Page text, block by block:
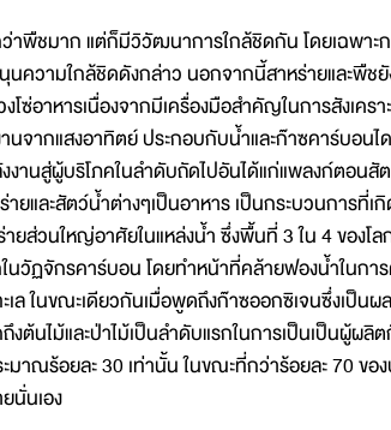
พืชมาก แต่ก็มีวิวัฒนาการใกล้ชิดกัน โดยเฉพาะก
ความใกล้ชิดดังกล่าว นอกจากนี้สาหร่ายและพืช
ซ่อาหารเนื่องจากมีเครื่องมือสำคัญในการสังเคร
จากแสงอาทิตย์ ประกอบกับน้ำและก๊าซคาร์บอนไ
งานสู่ผู้บริโภคในลำดับถัดไปอันได้แก่แพลงก์ตอนสั
และสัตว์น้ำต่างๆเป็นอาหาร เป็นกระบวนการที่เ
ส่วนใหญ่อาศัยในแหล่งน้ำ ซึ่งพื้นที่ 3 ใน 4 ของโล
วัฏจักรคาร์บอน โดยทำหน้าที่คล้ายฟองน้ำในกา
ล ในขณะเดียวกันเมื่อพูดถึงก๊าซออกซิเจนซึ่งเป็น
งต้นไม้และป่าไม้เป็นลำดับแรกในการเป็นเป็นผู้ผลิ
าณร้อยละ 30 เท่านั้น ในขณะที่กว่าร้อยละ 70 ขอ
นั่นเอง